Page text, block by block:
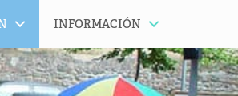
INFORMACIÓN